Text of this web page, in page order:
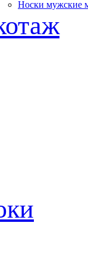
Носки мужские